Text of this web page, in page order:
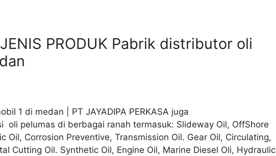
PRODUK Pabrik distributor oli
1 di medan | PT JAYADIPA PERKASA juga
oli pelumas di berbagai ranah termasuk: Slideway Oil, OffShore
Oil, Corrosion Preventive, Transmission Oil. Gear Oil, Circulating,
Cutting Oil. Synthetic Oil, Engine Oil, Marine Diesel Oli, Hydraulic